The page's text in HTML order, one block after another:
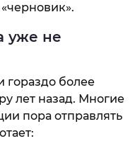
уже не
гораздо более
лет назад. Многие
пора отправлять